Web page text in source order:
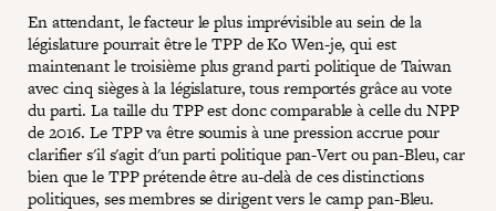
En attendant, le facteur le plus imprévisible au sein de la
législature pourrait être le TPP de Ko Wen-je, qui est
maintenant le troisième plus grand parti politique de Taiwan
avec cinq sièges à la législature, tous remportés grâce au vote
du parti. La taille du TPP est donc comparable à celle du NPP
de 2016. Le TPP va être soumis à une pression accrue pour
clarifier s'il s'agit d'un parti politique pan-Vert ou pan-Bleu, car
bien que le TPP prétende être au-delà de ces distinctions
politiques, ses membres se dirigent vers le camp pan-Bleu.